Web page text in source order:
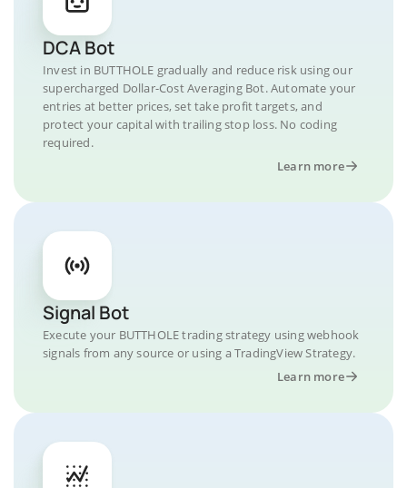
DCA Bot
Invest in BUTTHOLE gradually and reduce risk using our
supercharged Dollar-Cost Averaging Bot. Automate your
entries at better prices, set take profit targets, and
protect your capital with trailing stop loss. No coding
required.
Learn more
Signal Bot
Execute your BUTTHOLE trading strategy using webhook
signals from any source or using a TradingView Strategy.
Learn more